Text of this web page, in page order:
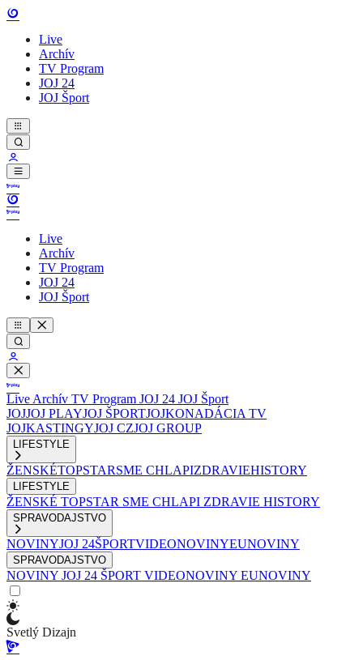
Live
Archív
TV Program
JOJ 24
JOJ Šport
Live
Archív
TV Program
JOJ 24
JOJ Šport
Live Archív TV Program JOJ 24 JOJ Šport
JOJJOJ PLAYJOJ ŠPORTJOJKONADÁCIA TV
JOJKASTINGYJOJ CZJOJ GROUP
LIFESTYLE
ŽENSKÉTOPSTARSME CHLAPIZDRAVIEHISTORY
LIFESTYLE
ŽENSKÉ TOPSTAR SME CHLAPI ZDRAVIE HISTORY
SPRAVODAJSTVO
NOVINYJOJ 24ŠPORTVIDEONOVINYEUNOVINY
SPRAVODAJSTVO
NOVINY JOJ 24 ŠPORT VIDEONOVINY EUNOVINY
Svetlý Dizajn